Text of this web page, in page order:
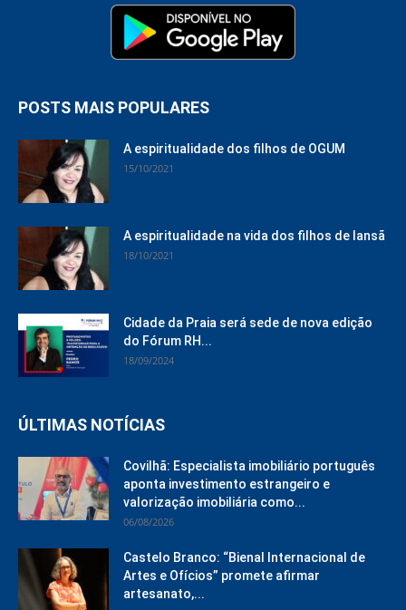
POSTS MAIS POPULARES
A espiritualidade dos filhos de OGUM
15/10/2021
A espiritualidade na vida dos filhos de Iansã
18/10/2021
Cidade da Praia será sede de nova edição
do Fórum RH...
18/09/2024
ÚLTIMAS NOTÍCIAS
Covilhã: Especialista imobiliário português
aponta investimento estrangeiro e
valorização imobiliária como...
06/08/2026
Castelo Branco: “Bienal Internacional de
Artes e Ofícios” promete afirmar
artesanato,...